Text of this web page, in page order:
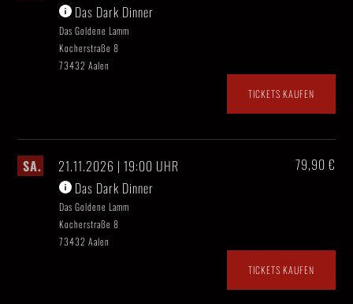
Das Dark Dinner
Das Goldene Lamm
Kocherstraße 8
73432 Aalen
TICKETS KAUFEN
SA.
21.11.2026 | 19:00 UHR
Das Dark Dinner
Das Goldene Lamm
Kocherstraße 8
73432 Aalen
79,90 €
TICKETS KAUFEN